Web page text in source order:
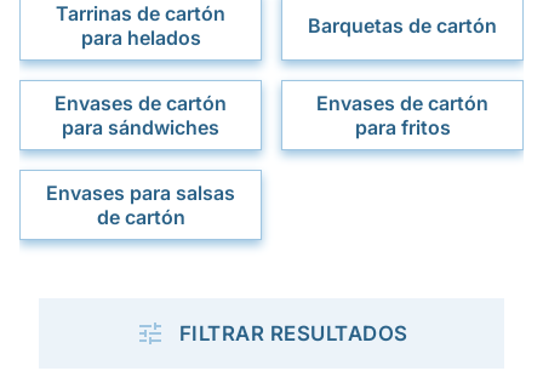
Tarrinas de cartón
para helados
Barquetas de cartón
Envases de cartón
para sándwiches
Envases de cartón
para fritos
Envases para salsas
de cartón
 FILTRAR RESULTADOS